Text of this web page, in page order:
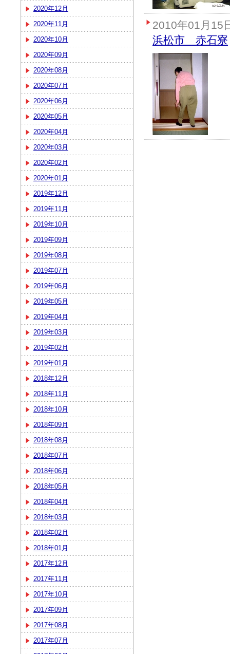
2020年12月
2020年11月
2020年10月
2020年09月
2020年08月
2020年07月
2020年06月
2020年05月
2020年04月
2020年03月
2020年02月
2020年01月
2019年12月
2019年11月
2019年10月
2019年09月
2019年08月
2019年07月
2019年06月
2019年05月
2019年04月
2019年03月
2019年02月
2019年01月
2018年12月
2018年11月
2018年10月
2018年09月
2018年08月
2018年07月
2018年06月
2018年05月
2018年04月
2018年03月
2018年02月
2018年01月
2017年12月
2017年11月
2017年10月
2017年09月
2017年08月
2017年07月
2010年01月15
浜松市 赤石寮